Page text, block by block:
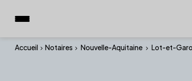
Accueil Notaires Nouvelle-Aquitaine Lot-et-